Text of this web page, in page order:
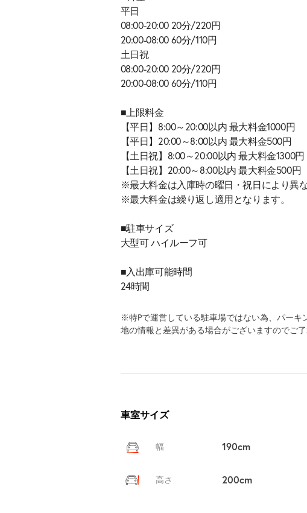
平日
08:00-20:00 20分/220円
20:00-08:00 60分/110円
土日祝
08:00-20:00 20分/220円
20:00-08:00 60分/110円
■上限料金
【平日】8:00～20:00以内 最大料金1000円
【平日】20:00～8:00以内 最大料金500円
【土日祝】8:00～20:00以内 最大料金1300円
【土日祝】20:00～8:00以内 最大料金500円
※最大料金は入庫時の曜日・祝日により異な
※最大料金は繰り返し適用となります。
■駐車サイズ
大型可 ハイルーフ可
■入出庫可能時間
24時間
※特Pで運営している駐車場ではない為、パー
地の情報と差異がある場合がございますのでご了
車室サイズ
幅 190cm
高さ 200cm